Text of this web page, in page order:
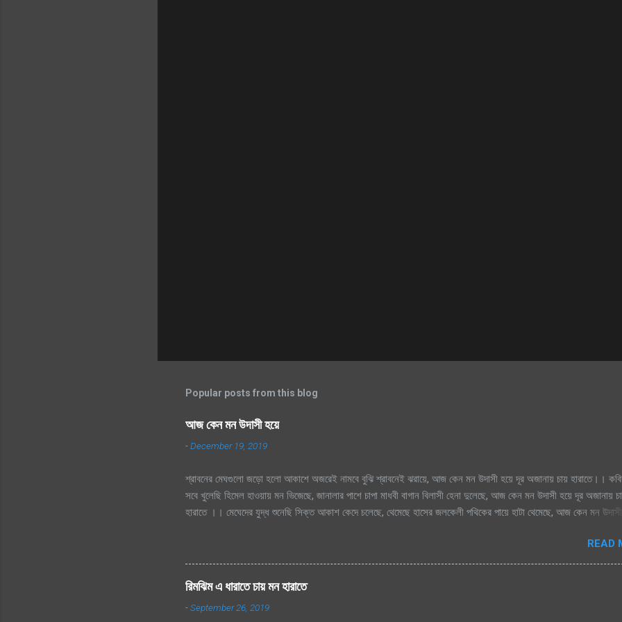
Popular posts from this blog
আজ কেন মন উদাসী হয়ে
-December 19, 2019
শ্রাবনের মেঘগুলো জড়ো হলো আকাশে অজরেই নামবে বুঝি শ্রাবনেই ঝরায়ে, আজ কেন মন উদাসী হয়ে দূর অজানায় চায় হারাতে।।
সবে খুলেছি হিমেল হাওয়ায় মন ভিজেছে, জানালার পাশে চাপা মাধবী বাগান বিলাসী হেনা দুলেছে, আজ কেন মন উদাসী হয়ে দূর অজানায়
হারাতে ।। মেঘেদের যুদ্ধ শুনেছি সিক্ত আকাশ কেদে চলেছে, থেমেছে হাসের জলকেলী পথিকের পায়ে হাটা থেমেছে, আজ কেন মন উদাসী
READ
রিমঝিম এ ধারাতে চায় মন হারাতে
-September 26, 2019